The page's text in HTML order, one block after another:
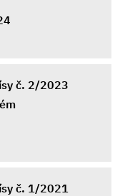
č. 2/2023
č. 1/2021